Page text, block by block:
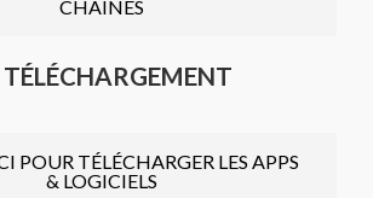
CHAINES
TÉLÉCHARGEMENT
POUR TÉLÉCHARGER LES APPS
& LOGICIELS